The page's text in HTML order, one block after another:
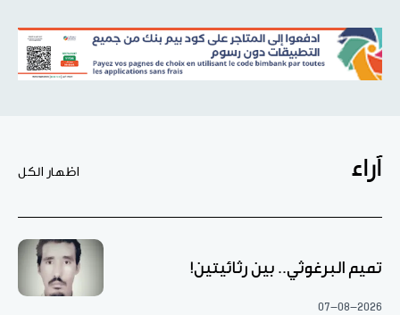
آراء اظهار الكل
تميم البرغوثي.. بين رثائيتين!
07-08-2026